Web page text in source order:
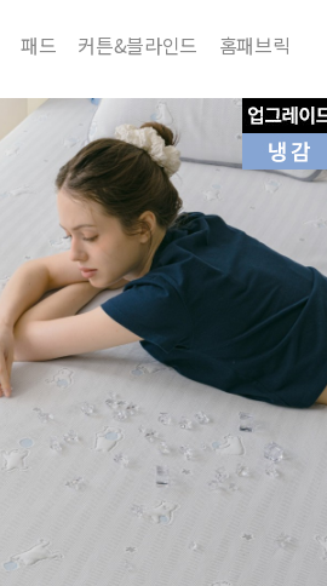
패드 커튼&블라인드 홈패브릭